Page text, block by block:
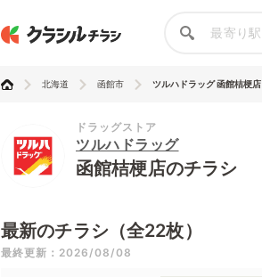
北海道 函館市 ツルハドラッグ 函館桔梗店
ドラッグストア
ツルハドラッグ
函館桔梗店のチラシ
最新のチラシ（全22枚）
最終更新：2026/08/08